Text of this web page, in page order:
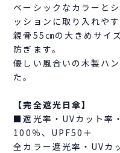
ベーシックなカラーと
ッションに取り入れや
親骨55㎝の大きめサイ
防ぎます。
優しい風合いの木製ハ
た。
【完全遮光日傘】
■遮光率・UVカット率
100％、UPF50＋
全カラー遮光率・UVカ